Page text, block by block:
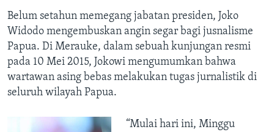
Belum setahun memegang jabatan presiden, Joko
Widodo mengembuskan angin segar bagi jusnalisme
Papua. Di Merauke, dalam sebuah kunjungan resmi
pada 10 Mei 2015, Jokowi mengumumkan bahwa
wartawan asing bebas melakukan tugas jurnalistik di
seluruh wilayah Papua.
“Mulai hari ini, Minggu